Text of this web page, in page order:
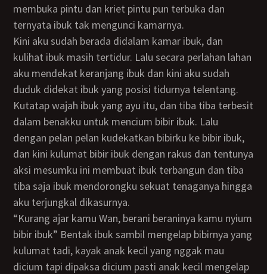
membuka pintu dan kriet pintu pun terbuka dan
ternyata ibuk tak mengunci kamarnya.
Kini aku sudah berada didalam kamar ibuk, dan
kulihat ibuk masih tertidur. Lalu secara perlahan lahan
aku mendekat keranjang ibuk dan kini aku sudah
duduk didekat ibuk yang posisi tidurnya telentang.
Kutatap wajah ibuk yang ayu itu, dan tiba tiba terbesit
dalam benakku untuk mencium bibir ibuk. Lalu
dengan pelan pelan kudekatkan bibirku ke bibir ibuk,
dan kini kulumat bibir ibuk dengan rakus dan tentunya
aksi mesumku ini membuat ibuk terbangun dan tiba
tiba saja ibuk mendorongku sekuat tenaganya hingga
aku terjungkal dikasurnya.
“Kurang ajar kamu Wan, berani beraninya kamu nyium
bibir ibuk” Bentak ibuk sambil mengelap bibirnya yang
kulumat tadi, kayak anak kecil yang nggak mau
dicium tapi dipaksa dicium pasti anak kecil mengelap